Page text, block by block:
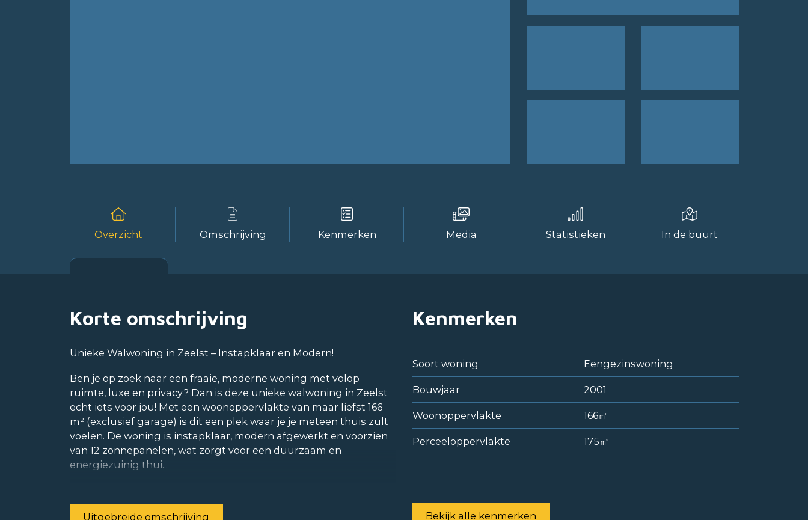
Overzicht Omschrijving Kenmerken Media Statistieken In de buurt
Korte omschrijving
Unieke Walwoning in Zeelst – Instapklaar en Modern!
Ben je op zoek naar een fraaie, moderne woning met volop
ruimte, luxe en privacy? Dan is deze unieke walwoning in Zeelst
echt iets voor jou! Met een woonoppervlakte van maar liefst 166
m² (exclusief garage) is dit een plek waar je je meteen thuis zult
voelen. De woning is instapklaar, modern afgewerkt en voorzien
van 12 zonnepanelen, wat zorgt voor een duurzaam en
energiezuinig thui...
Uitgebreide omschrijving
Kenmerken
Soort woning Eengezinswoning
Bouwjaar 2001
Woonoppervlakte 166㎡
Perceeloppervlakte 175㎥
Bekijk alle kenmerken